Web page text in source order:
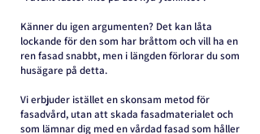
Känner du igen argumenten? Det kan låta
lockande för den som har bråttom och vill ha en
ren fasad snabbt, men i längden förlorar du som
husägare på detta.​
Vi erbjuder istället en skonsam metod för
fasadvård, utan att skada fasadmaterialet och
som lämnar dig med en vårdad fasad som håller